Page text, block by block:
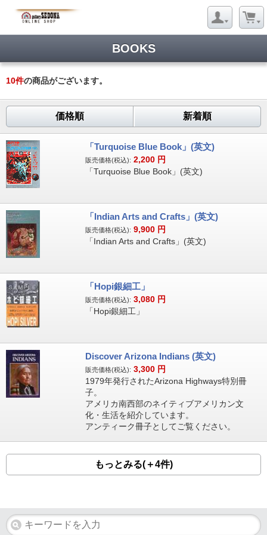
BOOKS
10件の商品がございます。
価格順 新着順
「Turquoise Blue Book」(英文)
販売価格(税込): 2,200 円
「Turquoise Blue Book」(英文)
「Indian Arts and Crafts」(英文)
販売価格(税込): 9,900 円
「Indian Arts and Crafts」(英文)
「Hopi銀細工」
販売価格(税込): 3,080 円
「Hopi銀細工」
Discover Arizona Indians (英文)
販売価格(税込): 3,300 円
1979年発行されたArizona Highways特別冊
子。
アメリカ南西部のネイティブアメリカン文
化・生活を紹介しています。
アンティーク冊子としてご覧ください。
もっとみる(＋4件)